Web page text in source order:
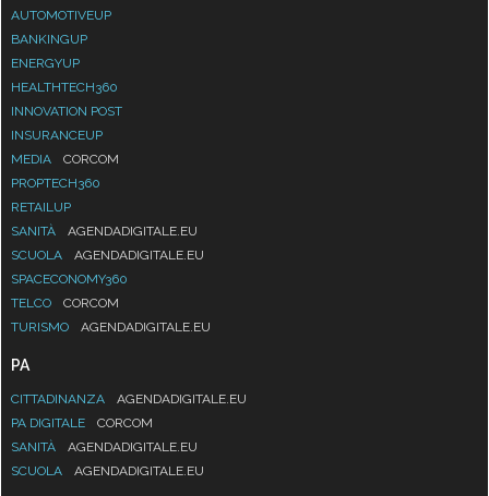
AUTOMOTIVEUP
BANKINGUP
ENERGYUP
HEALTHTECH360
INNOVATION POST
INSURANCEUP
MEDIA
CORCOM
PROPTECH360
RETAILUP
SANITÀ
AGENDADIGITALE.EU
SCUOLA
AGENDADIGITALE.EU
SPACECONOMY360
TELCO
CORCOM
TURISMO
AGENDADIGITALE.EU
PA
CITTADINANZA
AGENDADIGITALE.EU
PA DIGITALE
CORCOM
SANITÀ
AGENDADIGITALE.EU
SCUOLA
AGENDADIGITALE.EU